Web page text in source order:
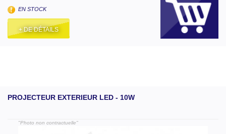
EN STOCK
+ DE DÉTAILS
PROJECTEUR EXTERIEUR LED - 10W
"Photo non contractuelle"